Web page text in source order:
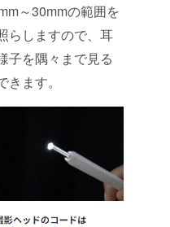
～30mmの範囲を
らしますので、耳
子を隅々まで見る
きます。